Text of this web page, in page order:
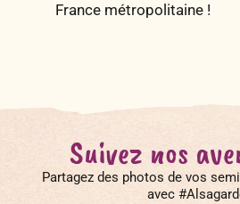
France métropolitaine !
Suivez nos
Partagez des photos de vos
avec